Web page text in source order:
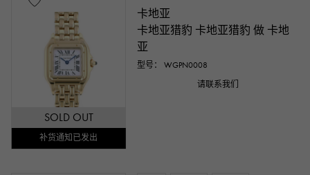
SOLD OUT
补货通知已发出
卡地亚
卡地亚猎豹 卡地亚猎豹 做 卡地
亚
型号： WGPN0008
请联系我们